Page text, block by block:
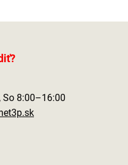
So 8:00–16:00